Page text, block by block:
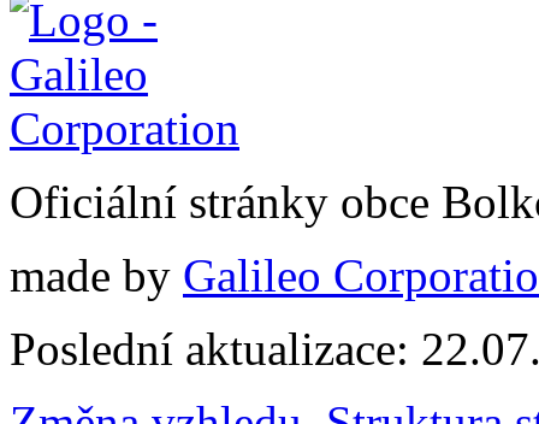
Oficiální stránky obce
made by Galileo
Poslední aktualizace: